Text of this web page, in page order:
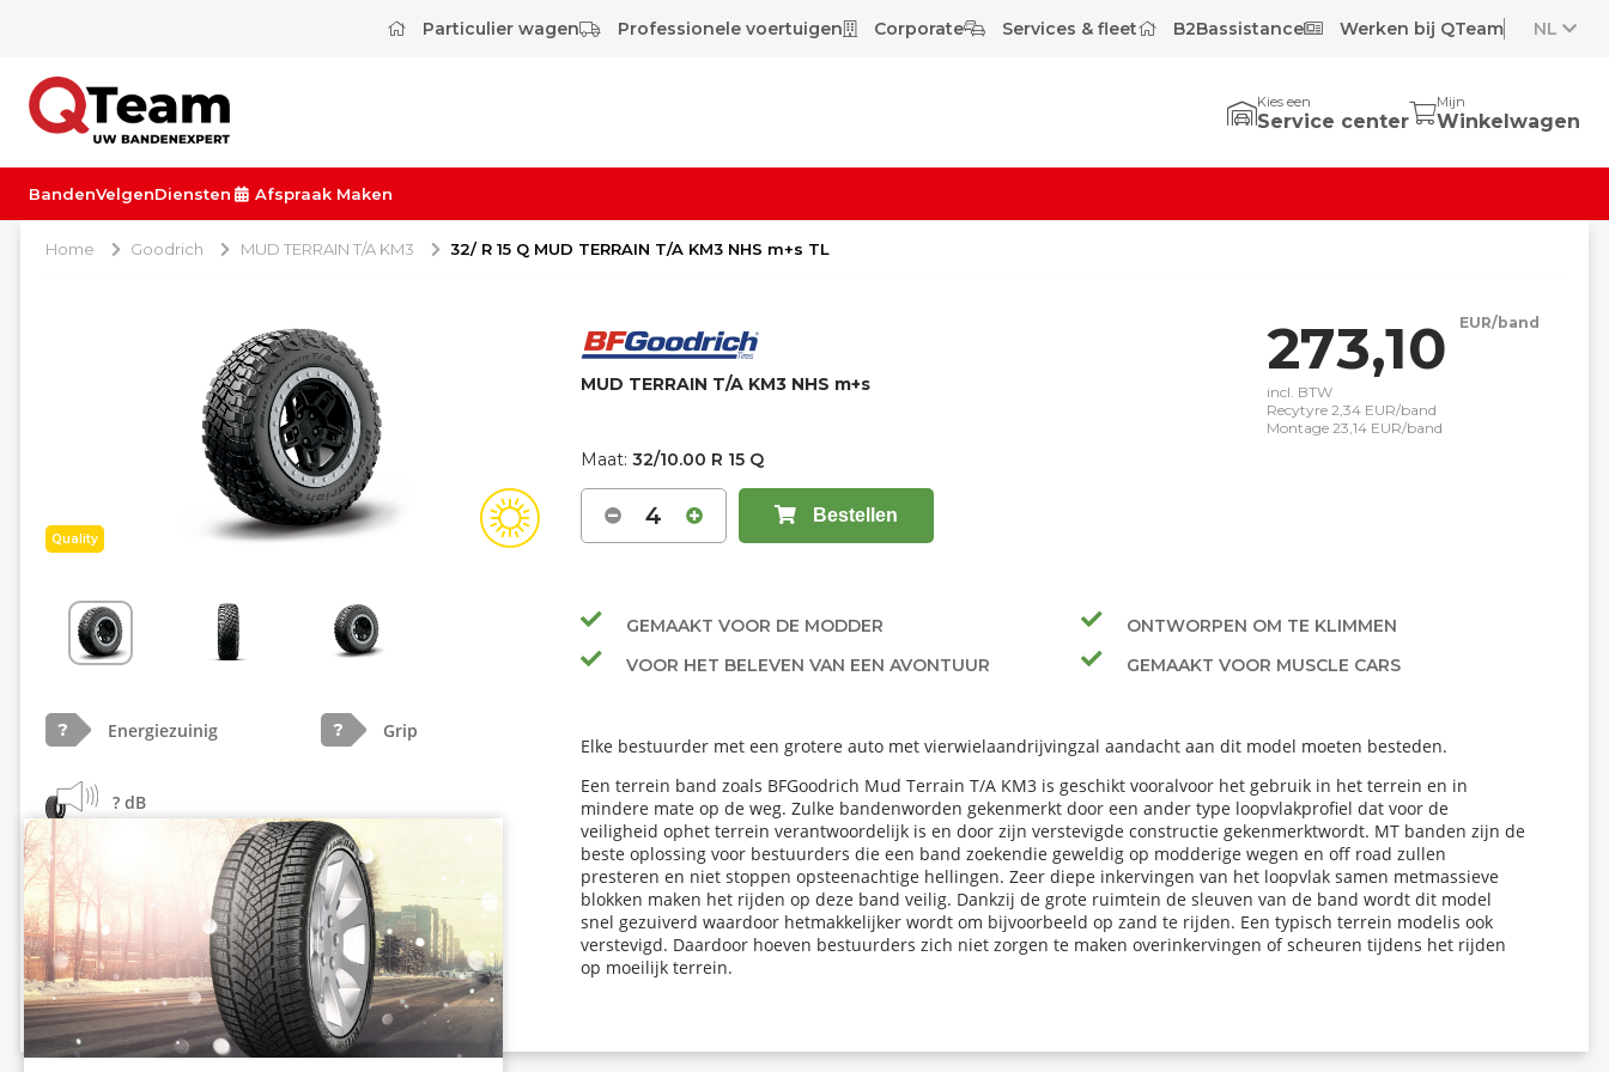
Particulier wagen Professionele voertuigen Corporate Services & fleet B2Bassistance Werken bij QTeam NL
Kies een
Service center
Mijn
Winkelwagen
BandenVelgenDiensten Afspraak Maken
Home Goodrich MUD TERRAIN T/A KM3 32/ R 15 Q MUD TERRAIN T/A KM3 NHS m+s TL
Quality
? Energiezuinig ? Grip
? dB
Info eprel
MUD TERRAIN T/A KM3 NHS m+s
273,10 EUR/band
incl. BTW
Recytyre 2,34 EUR/band
Montage 23,14 EUR/band
Maat:32/10.00 R 15 Q
4 Bestellen
GEMAAKT VOOR DE MODDER
ONTWORPEN OM TE KLIMMEN
VOOR HET BELEVEN VAN EEN AVONTUUR
GEMAAKT VOOR MUSCLE CARS
Elke bestuurder met een grotere auto met vierwielaandrijvingzal aandacht aan dit model moeten besteden.
Een terrein band zoals BFGoodrich Mud Terrain T/A KM3 is geschikt vooralvoor het gebruik in het terrein en in
mindere mate op de weg. Zulke bandenworden gekenmerkt door een ander type loopvlakprofiel dat voor de
veiligheid ophet terrein verantwoordelijk is en door zijn verstevigde constructie gekenmerktwordt. MT banden zijn de
beste oplossing voor bestuurders die een band zoekendie geweldig op modderige wegen en off road zullen
presteren en niet stoppen opsteenachtige hellingen. Zeer diepe inkervingen van het loopvlak samen metmassieve
blokken maken het rijden op deze band veilig. Dankzij de grote ruimtein de sleuven van de band wordt dit model
snel gezuiverd waardoor hetmakkelijker wordt om bijvoorbeeld op zand te rijden. Een typisch terrein modelis ook
verstevigd. Daardoor hoeven bestuurders zich niet zorgen te maken overinkervingen of scheuren tijdens het rijden
op moeilijk terrein.